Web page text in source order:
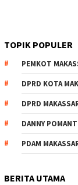
TOPIK POPULER
PEMKOT
DPRD KOTA
DPRD
DANNY
PDAM
BERITA UTAMA